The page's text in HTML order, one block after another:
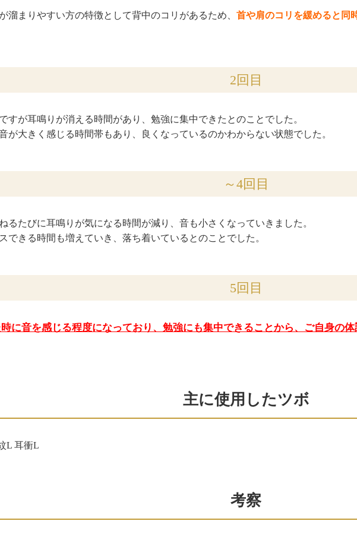
溜まりやすい方の特徴として背中のコリがあるため、 首や肩のコリを緩めると同
2回目
すが耳鳴りが消える時間があり、勉強に集中できたとのことでした。
が大きく感じる時間帯もあり、良くなっているのかわからない状態でした。
～4回目
るたびに耳鳴りが気になる時間が減り、音も小さくなっていきました。
できる時間も増えていき、落ち着いているとのことでした。
5回目
に音を感じる程度になっており、勉強にも集中できることから、ご自身の
主に使用したツボ
L 耳衝L
考察